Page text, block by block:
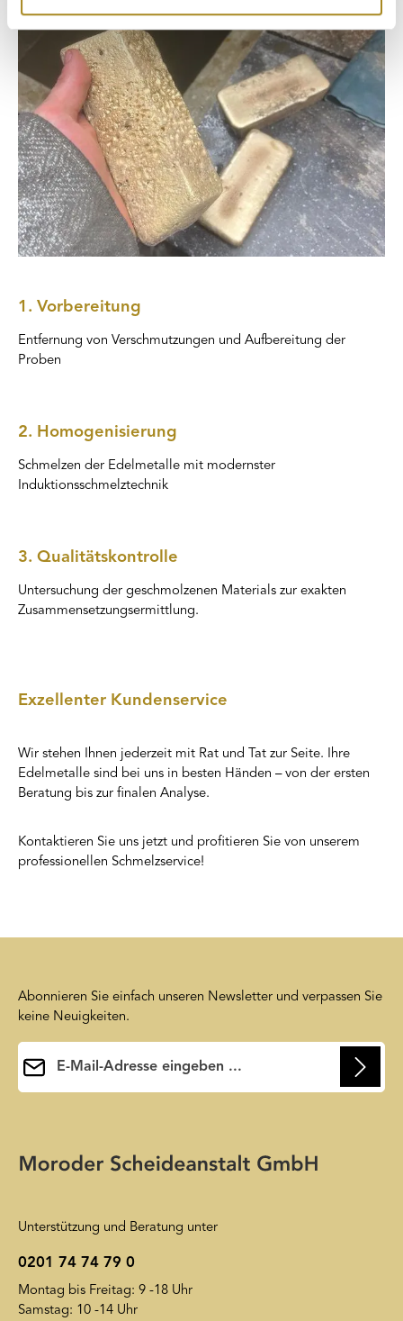
Partner führen diese Informationen möglicherweise mit
weiteren Daten zusammen, die Sie ihnen bereitgestellt
haben oder die sie im Rahmen Ihrer Nutzung der Dienste
gesammelt haben.
1. Vorbereitung
Entfernung von Verschmutzungen und Aufbereitung der
Proben
2. Homogenisierung
Schmelzen der Edelmetalle mit modernster
Induktionsschmelztechnik
3. Qualitätskontrolle
Untersuchung der geschmolzenen Materials zur exakten
Zusammensetzungsermittlung.
Exzellenter Kundenservice
Wir stehen Ihnen jederzeit mit Rat und Tat zur Seite. Ihre
Edelmetalle sind bei uns in besten Händen – von der ersten
Beratung bis zur finalen Analyse.
Kontaktieren Sie uns jetzt und profitieren Sie von unserem
professionellen Schmelzservice!
Abonnieren Sie einfach unseren Newsletter und verpassen Sie
keine Neuigkeiten.
Datenschutzerklärungwird insoweit verwiesen.
Unterstützung und Beratung unter
0201 74 74 79 0
Montag bis Freitag: 9 -18 Uhr
Samstag: 10 -14 Uhr